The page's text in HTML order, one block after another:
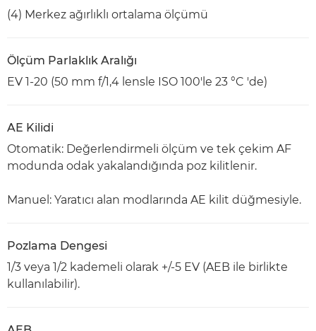
(4) Merkez ağırlıklı ortalama ölçümü
Ölçüm Parlaklık Aralığı
EV 1-20 (50 mm f/1,4 lensle ISO 100'le 23 °C 'de)
AE Kilidi
Otomatik: Değerlendirmeli ölçüm ve tek çekim AF
modunda odak yakalandığında poz kilitlenir.
Manuel: Yaratıcı alan modlarında AE kilit düğmesiyle.
Pozlama Dengesi
1/3 veya 1/2 kademeli olarak +/-5 EV (AEB ile birlikte
kullanılabilir).